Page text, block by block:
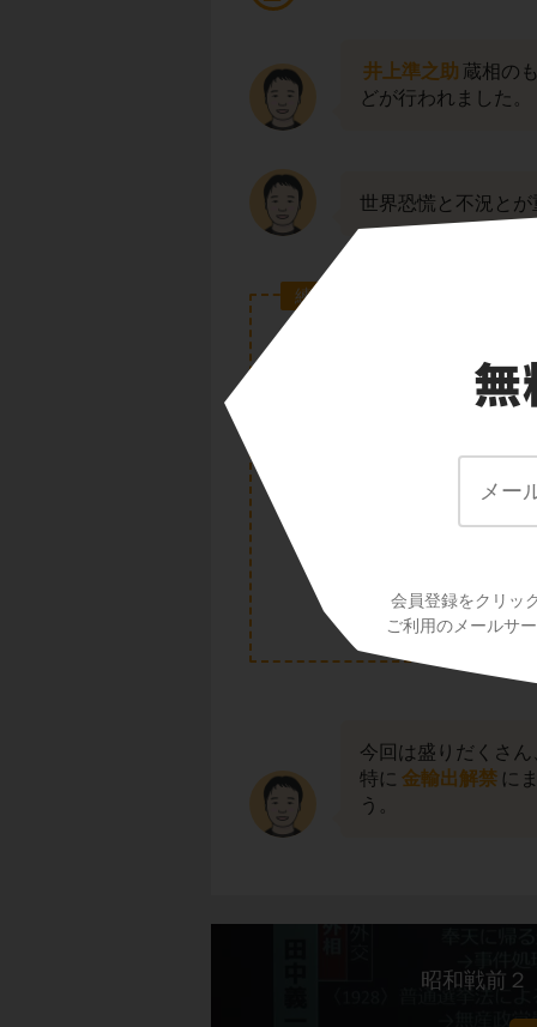
会員登録をクリッ
ご利用のメールサ
井上準之助 蔵相の
どが行われました。
世界恐慌と不況とが
練習の答え
今回は盛りだくさ
特に 金輸出解禁 に
う。
昭和戦前